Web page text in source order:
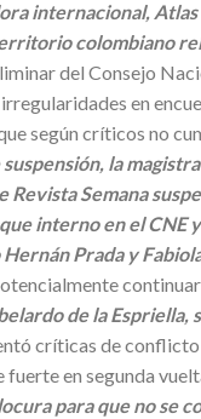
internacional,
colombiano
del Consejo
en
según críticos no
la
Semana
interno en el
Prada y
de la Espriella,
críticas de
en segunda
para que no se